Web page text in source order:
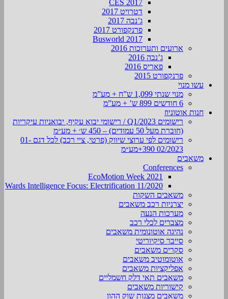
CES 2017
דטרויט 2017
ג’נבה 2017
פרנקפורט 2017
Busworld 2017
ארועים ותערוכות 2016
ג’נבה 2016
פאריס 2016
פרנקפורט 2015
עשו מנוי
מנוי שנתי 1,099 ש”ח + מע”מ
6 חודשים 899 ש’ + מע”מ
חנות אוטוניוז
רישומים Q1/2023 / רישומי יבוא עקיף, יבואניות עיקריות
(חוברת מעל 50 עמודים) – 450 ש׳ + מע״מ
רישומים לפי ערוצי שיווק (פרטי, ציי רכב) לכל דגם 01-
02/2023 390+מע״מ
משאבים
Conferences
EcoMotion Week 2021
Wards Intelligence Focus: Electrification 11/2020
משאבים השקות
יצרניות רכב משאבים
מערכות הנעה
מצברים לכלי רכב
נהיגה אוטונומית משאבים
סייבר סיקיוריטי
סקרים משאבים
אוטומוטיב משאבים
אפליקציות משאבים
משאבים תאי דלק חשמליים
קישוריות משאבים
משאבים מצגות שוק ההון